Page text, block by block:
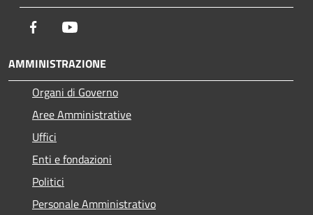
Facebook
AMMINISTRAZIONE
Organi di Governo
Aree Amministrative
Uffici
Enti e fondazioni
Politici
Personale Amministrativo